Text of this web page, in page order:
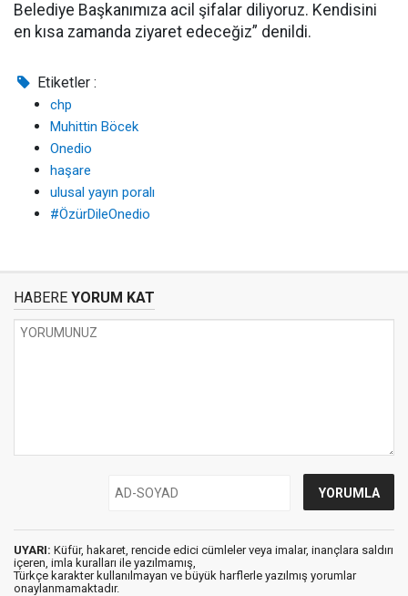
Belediye Başkanımıza acil şifalar diliyoruz. Kendisini
en kısa zamanda ziyaret edeceğiz” denildi.
Etiketler :
chp
Muhittin Böcek
Onedio
haşare
ulusal yayın poralı
#ÖzürDileOnedio
HABERE YORUM KAT
UYARI: Küfür, hakaret, rencide edici cümleler veya imalar, inançlara saldırı
içeren, imla kuralları ile yazılmamış,
Türkçe karakter kullanılmayan ve büyük harflerle yazılmış yorumlar
onaylanmamaktadır.